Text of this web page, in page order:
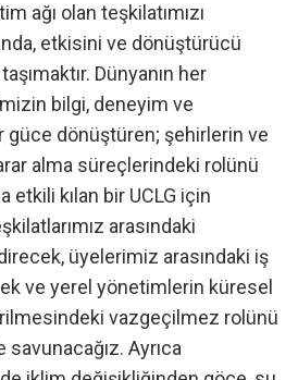
ağı olan teşkilatımızı
etkisini ve dönüştürücü
Dünyanın her
bilgi, deneyim ve
güce dönüştüren; şehirlerin ve
alma süreçlerindeki rolünü
etkili kılan bir UCLG için
arasındaki
üyelerimiz arasındaki iş
ve yerel yönetimlerin küresel
vazgeçilmez rolünü
Ayrıca